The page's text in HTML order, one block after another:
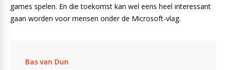
games spelen. En die toekomst kan wel eens heel interessant
gaan worden voor mensen onder de Microsoft-vlag.
Bas van Dun